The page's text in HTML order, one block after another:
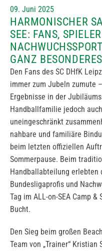
09. Juni 2025
HARMONISCHER
SEE: FANS,
GANZ
Den Fans des SC DHfK
immer zum Jubeln zumute
Ergebnisse in der
Handballfamilie jedoch
uneingeschränkt
nahbare und familiäre
beim letzten offiziellen
Sommerpause. Beim
Handballabteilung erlebten
Bundesligaprofis und
Tag im ALL-on-SEA Camp
Bucht.
Den Sieg beim großen
Team von „Trainer“